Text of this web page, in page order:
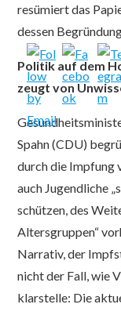
resümiert das
dessen
Politik auf dem
zeugt von
Spahn (CDU)
durch die Impfung
auch Jugendliche
schützen, des
Altersgruppen“
Narrativ, der
nicht der Fall, wie
klarstelle: Die